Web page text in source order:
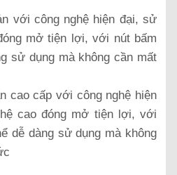
với công nghệ hiện đại, sử
mở tiện lợi, với nút bấm
sử dụng mà không cần mất
cao cấp với công nghệ hiện
cao đóng mở tiện lợi, với
dễ dàng sử dụng mà không